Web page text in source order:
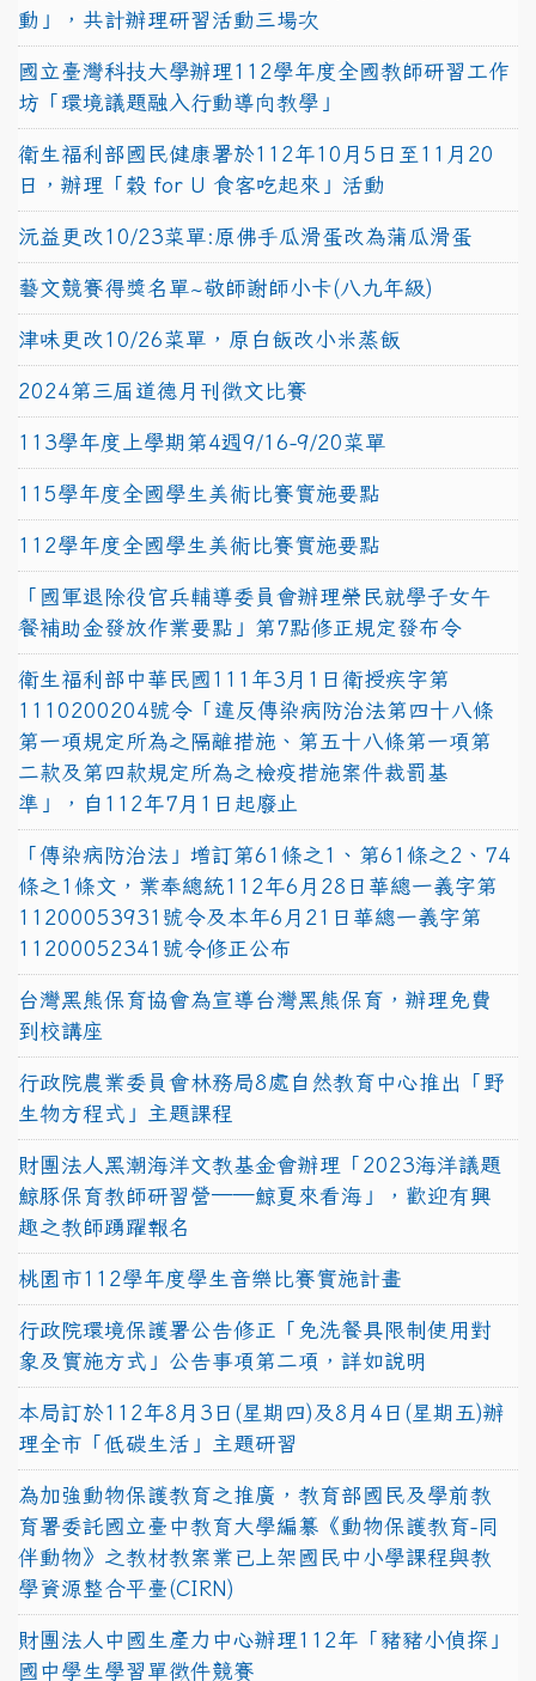
動」，共計辦理研習活動三場次
國立臺灣科技大學辦理112學年度全國教師研習工作
坊「環境議題融入行動導向教學」
衛生福利部國民健康署於112年10月5日至11月20
日，辦理「穀 for U 食客吃起來」活動
沅益更改10/23菜單:原佛手瓜滑蛋改為蒲瓜滑蛋
藝文競賽得獎名單~敬師謝師小卡(八九年級)
津味更改10/26菜單，原白飯改小米蒸飯
2024第三屆道德月刊徵文比賽
113學年度上學期第4週9/16-9/20菜單
115學年度全國學生美術比賽實施要點
112學年度全國學生美術比賽實施要點
「國軍退除役官兵輔導委員會辦理榮民就學子女午
餐補助金發放作業要點」第7點修正規定發布令
衛生福利部中華民國111年3月1日衛授疾字第
1110200204號令「違反傳染病防治法第四十八條
第一項規定所為之隔離措施、第五十八條第一項第
二款及第四款規定所為之檢疫措施案件裁罰基
準」，自112年7月1日起廢止
「傳染病防治法」增訂第61條之1、第61條之2、74
條之1條文，業奉總統112年6月28日華總一義字第
11200053931號令及本年6月21日華總一義字第
11200052341號令修正公布
台灣黑熊保育協會為宣導台灣黑熊保育，辦理免費
到校講座
行政院農業委員會林務局8處自然教育中心推出「野
生物方程式」主題課程
財團法人黑潮海洋文教基金會辦理「2023海洋議題
鯨豚保育教師研習營──鯨夏來看海」，歡迎有興
趣之教師踴躍報名
桃園市112學年度學生音樂比賽實施計畫
行政院環境保護署公告修正「免洗餐具限制使用對
象及實施方式」公告事項第二項，詳如說明
本局訂於112年8月3日(星期四)及8月4日(星期五)辦
理全市「低碳生活」主題研習
為加強動物保護教育之推廣，教育部國民及學前教
育署委託國立臺中教育大學編纂《動物保護教育-同
伴動物》之教材教案業已上架國民中小學課程與教
學資源整合平臺(CIRN)
財團法人中國生產力中心辦理112年「豬豬小偵探」
國中學生學習單徵件競賽